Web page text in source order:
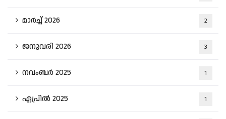
മാർച്ച്‌ 2026 2
ജനുവരി 2026 3
നവംബർ 2025 1
ഏപ്രിൽ 2025 1